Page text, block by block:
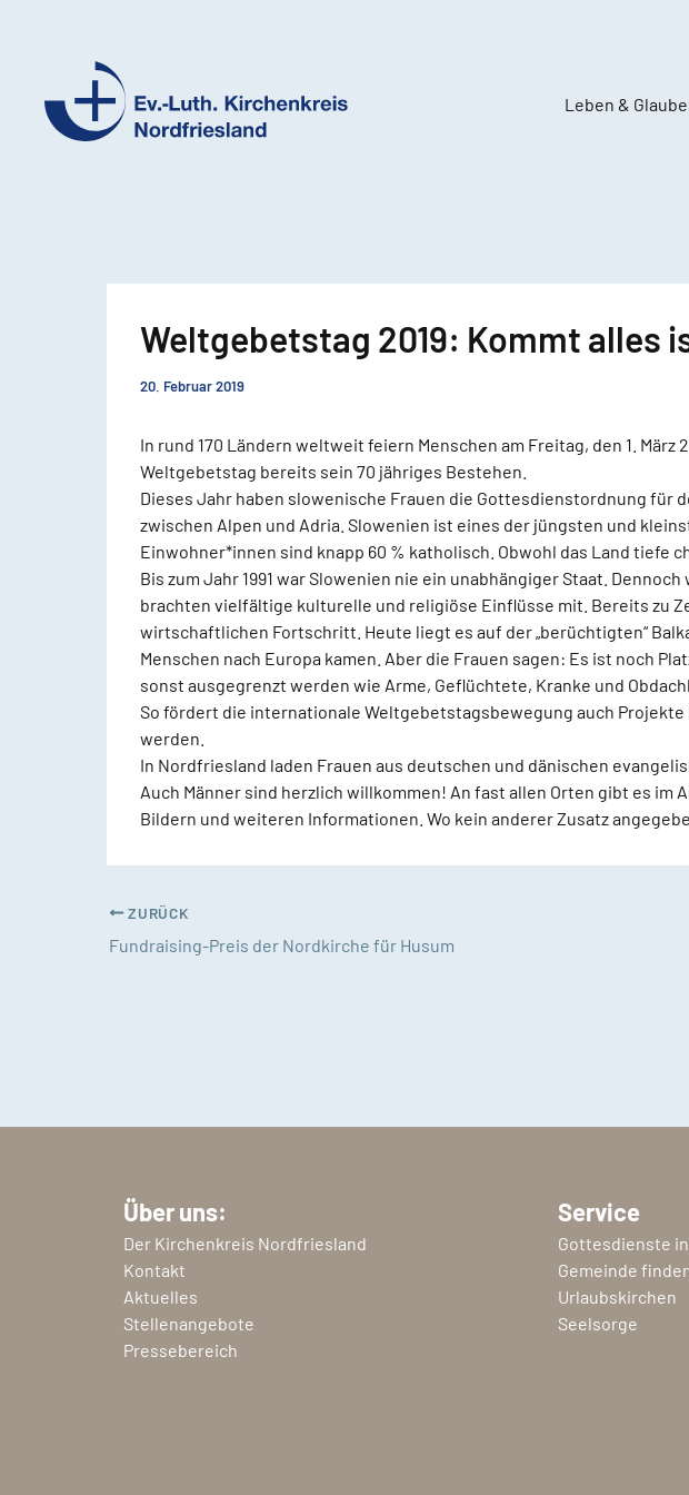
Ev.-
Leben &
Weltgebetstag 2019: Kommt alles
20. Februar 2019
In rund 170 Ländern weltweit feiern Menschen am Freitag, den 1.
Weltgebetstag bereits sein 70 jähriges Bestehen.
Dieses Jahr haben slowenische Frauen die Gottesdienstordnung für
zwischen Alpen und Adria. Slowenien ist eines der jüngsten und
Einwohner*innen sind knapp 60 % katholisch. Obwohl das Land
Bis zum Jahr 1991 war Slowenien nie ein unabhängiger Staat.
brachten vielfältige kulturelle und religiöse Einflüsse mit. Bereits zu
wirtschaftlichen Fortschritt. Heute liegt es auf der „berüchtigten“
Menschen nach Europa kamen. Aber die Frauen sagen: Es ist noch
sonst ausgegrenzt werden wie Arme, Geflüchtete, Kranke und
So fördert die internationale Weltgebetstagsbewegung auch
werden.
In Nordfriesland laden Frauen aus deutschen und dänischen
Auch Männer sind herzlich willkommen! An fast allen Orten gibt es
Bildern und weiteren Informationen. Wo kein anderer Zusatz
ZURÜCK
Fundraising-Preis der Nordkirche für Husum
Über uns:
Der Kirchenkreis Nordfriesland
Kontakt
Aktuelles
Stellenangebote
Pressebereich
Service
Gottesdienste
Gemeinde
Urlaubskirchen
Seelsorge